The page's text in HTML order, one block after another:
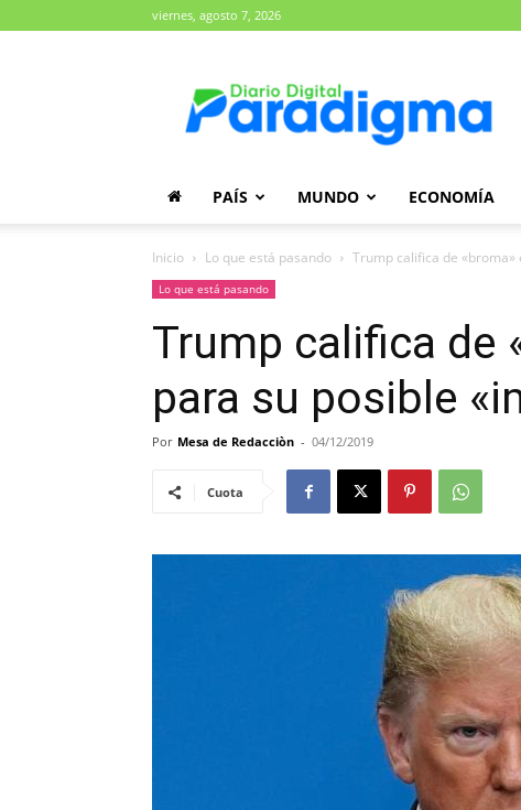
viernes, agosto 7, 2026
Paradigma
PAÍS MUNDO ECONOMÍA
Inicio Lo que está pasando Trump califica de
Lo que está pasando
Trump califica de
para su posible
Por Mesa de Redacciòn - 04/12/2019
Cuota